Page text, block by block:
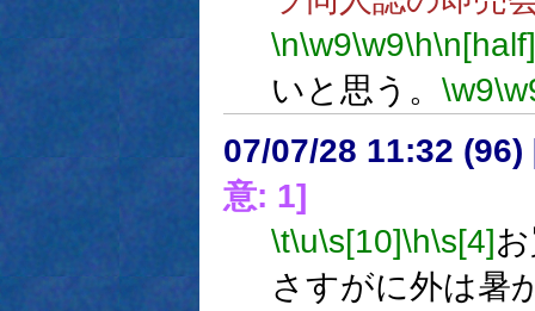
\n\w9\w9\h\n[half]
いと思う。 \w9
07/07/28 11:32 (96)
意: 1]
\t\u\s[10]\h\s[4]
さすがに外は暑